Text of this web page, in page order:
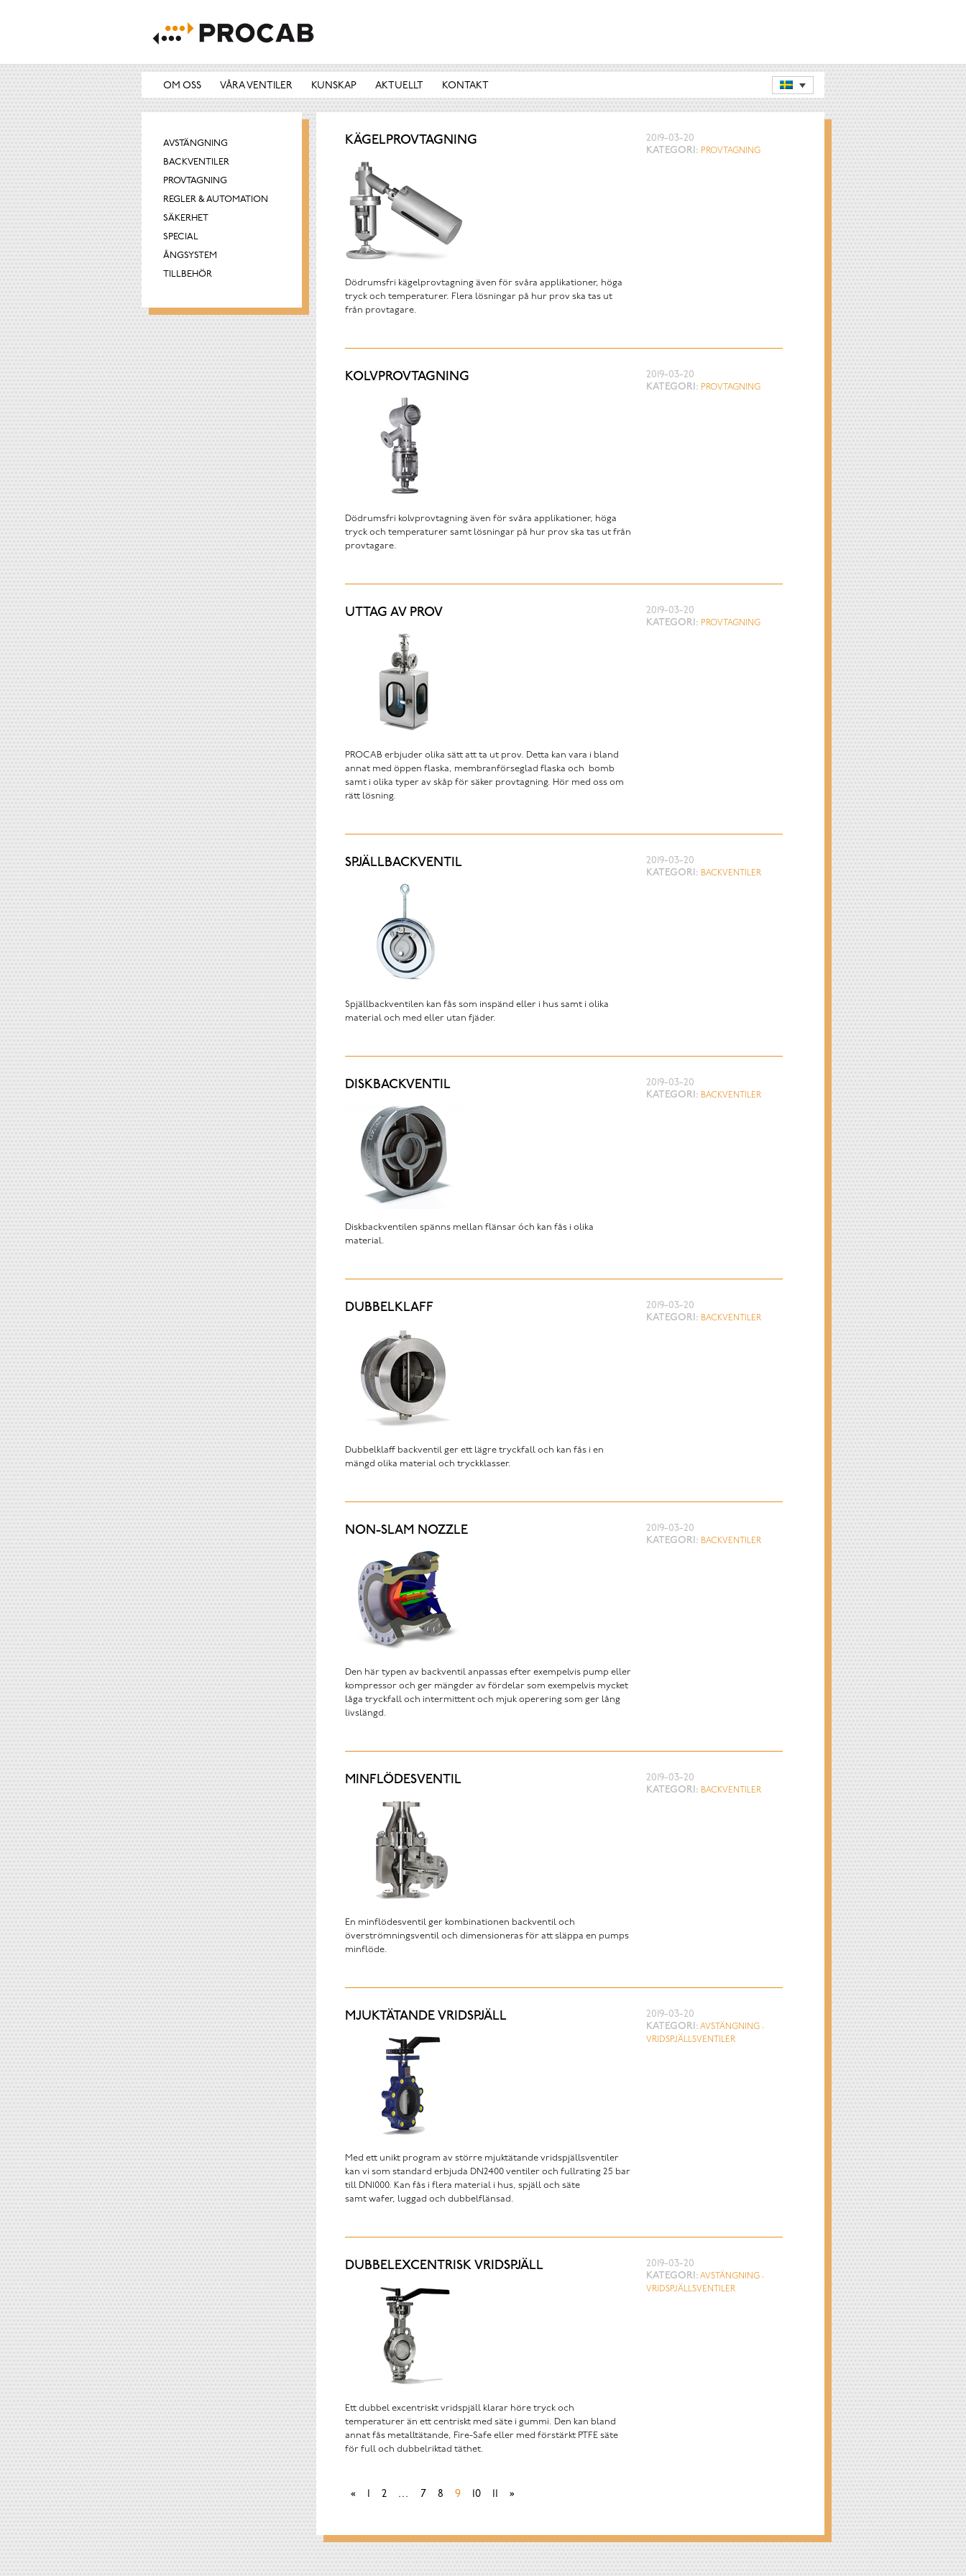
OM OSS VÅRA VENTILER KUNSKAP AKTUELLT KONTAKT
AVSTÄNGNING
BACKVENTILER
PROVTAGNING
REGLER & AUTOMATION
SÄKERHET
SPECIAL
ÅNGSYSTEM
TILLBEHÖR
KÄGELPROVTAGNING
Dödrumsfri kägelprovtagning även för svåra applikationer, höga
tryck och temperaturer. Flera lösningar på hur prov ska tas ut
från provtagare.
2019-03-20
KATEGORI: PROVTAGNING
KOLVPROVTAGNING
Dödrumsfri kolvprovtagning även för svåra applikationer, höga
tryck och temperaturer samt lösningar på hur prov ska tas ut från
provtagare.
2019-03-20
KATEGORI: PROVTAGNING
UTTAG AV PROV
PROCAB erbjuder olika sätt att ta ut prov. Detta kan vara i bland
annat med öppen flaska, membranförseglad flaska och bomb
samt i olika typer av skåp för säker provtagning. Hör med oss om
rätt lösning.
2019-03-20
KATEGORI: PROVTAGNING
SPJÄLLBACKVENTIL
Spjällbackventilen kan fås som inspänd eller i hus samt i olika
material och med eller utan fjäder.
2019-03-20
KATEGORI: BACKVENTILER
DISKBACKVENTIL
Diskbackventilen spänns mellan flänsar óch kan fås i olika
material.
2019-03-20
KATEGORI: BACKVENTILER
DUBBELKLAFF
Dubbelklaff backventil ger ett lägre tryckfall och kan fås i en
mängd olika material och tryckklasser.
2019-03-20
KATEGORI: BACKVENTILER
NON-SLAM NOZZLE
Den här typen av backventil anpassas efter exempelvis pump eller
kompressor och ger mängder av fördelar som exempelvis mycket
låga tryckfall och intermittent och mjuk operering som ger lång
livslängd.
2019-03-20
KATEGORI: BACKVENTILER
MINFLÖDESVENTIL
En minflödesventil ger kombinationen backventil och
överströmningsventil och dimensioneras för att släppa en pumps
minflöde.
2019-03-20
KATEGORI: BACKVENTILER
MJUKTÄTANDE VRIDSPJÄLL
Med ett unikt program av större mjuktätande vridspjällsventiler
kan vi som standard erbjuda DN2400 ventiler och fullrating 25 bar
till DN1000. Kan fås i flera material i hus, spjäll och säte
samt wafer, luggad och dubbelflänsad.
2019-03-20
KATEGORI: AVSTÄNGNING
VRIDSPJÄLLSVENTILER
DUBBELEXCENTRISK VRIDSPJÄLL
Ett dubbel excentriskt vridspjäll klarar höre tryck och
temperaturer än ett centriskt med säte i gummi. Den kan bland
annat fås metalltätande, Fire-Safe eller med förstärkt PTFE säte
för full och dubbelriktad täthet.
2019-03-20
KATEGORI: AVSTÄNGNING
VRIDSPJÄLLSVENTILER
« 2 … 7 8 9 10 »